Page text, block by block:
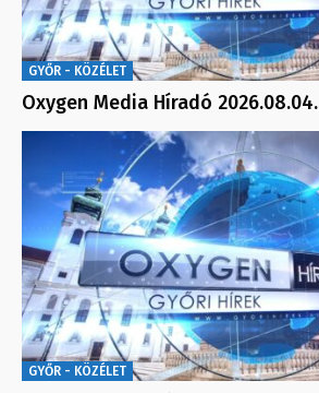
GYŐR - KÖZÉLET
Oxygen Media Híradó 2026.08.04.
GYŐR - KÖZÉLET